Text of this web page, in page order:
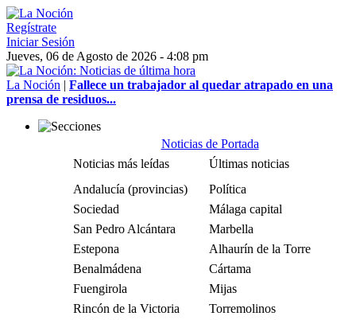
Regístrate
Iniciar Sesión
Jueves, 06 de Agosto de 2026 - 4:08 pm
La Noción | Fallece un trabajador al quedar atrapado en una
prensa de residuos...
Noticias de Portada
Noticias más leídas
Últimas noticias
Andalucía (provincias)
Política
Sociedad
Málaga capital
San Pedro Alcántara
Marbella
Estepona
Alhaurín de la Torre
Benalmádena
Cártama
Fuengirola
Mijas
Rincón de la Victoria
Torremolinos